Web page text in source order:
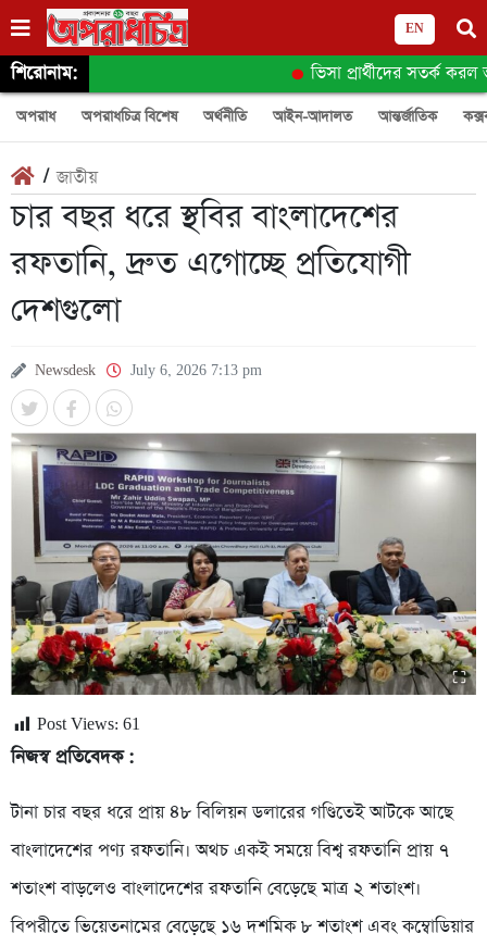
EN
শিরোনাম: ভিসা প্রার্থীদের সতর্ক করল
অপরাধ অপরাধচিত্র বিশেষ অর্থনীতি আইন-আদালত আন্তর্জাতিক
/জাতীয়
চার বছর ধরে স্থবির বাংলাদেশের
রফতানি, দ্রুত এগোচ্ছে প্রতিযোগী
দেশগুলো
Newsdesk July 6, 2026 7:13 pm
Post Views: 61
নিজস্ব প্রতিবেদক :
টানা চার বছর ধরে প্রায় ৪৮ বিলিয়ন ডলারের গণ্ডিতেই আটকে আছে
বাংলাদেশের পণ্য রফতানি। অথচ একই সময়ে বিশ্ব রফতানি প্রায় ৭
শতাংশ বাড়লেও বাংলাদেশের রফতানি বেড়েছে মাত্র ২ শতাংশ।
বিপরীতে ভিয়েতনামের বেড়েছে ১৬ দশমিক ৮ শতাংশ এবং কম্বোডিয়ার